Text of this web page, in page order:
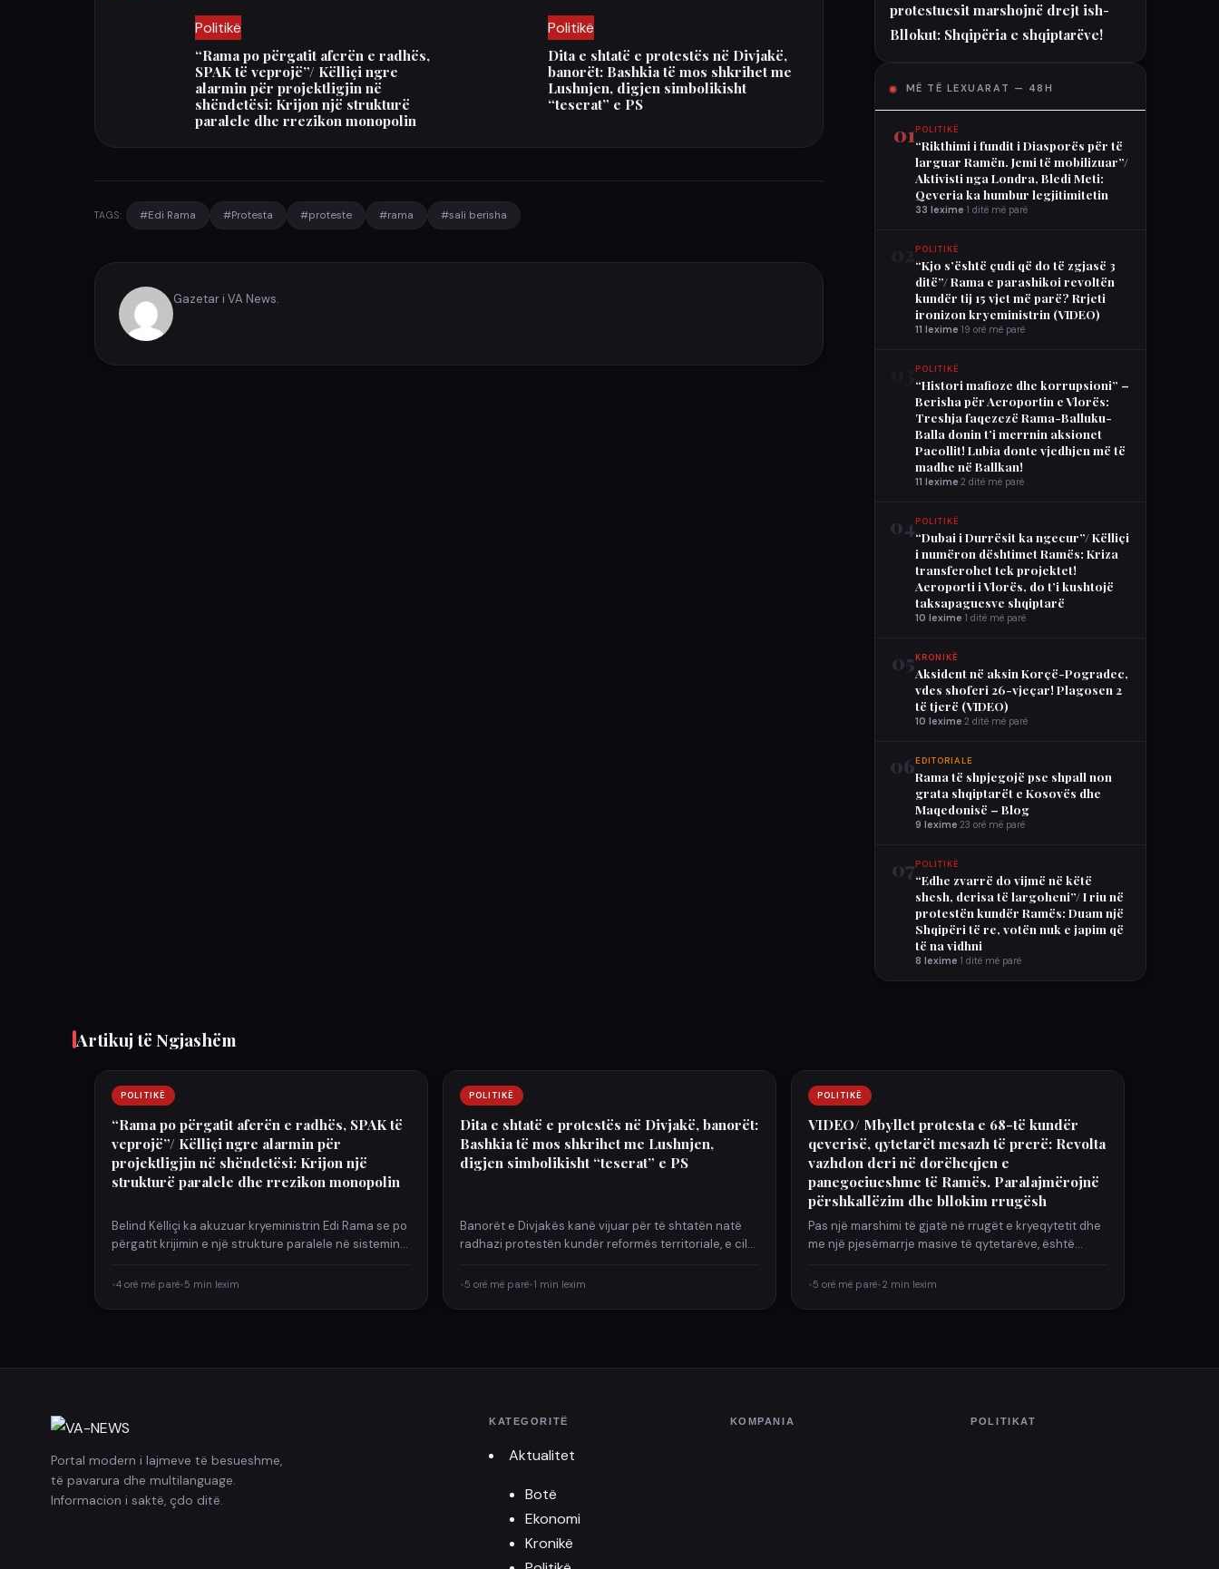
Politikë
“Rama po përgatit aferën e radhës,
SPAK të veprojë”/ Këlliçi ngre
alarmin për projektligjin në
shëndetësi: Krijon një strukturë
paralele dhe rrezikon monopolin
Politikë
Dita e shtatë e protestës në Divjakë,
banorët: Bashkia të mos shkrihet me
Lushnjen, digjen simbolikisht
“teserat” e PS
TAGS: #Edi Rama #Protesta #proteste #rama #sali berisha
Gazetar i VA News.
protestuesit marshojnë drejt ish-
Bllokut: Shqipëria e shqiptarëve!
MË TË LEXUARAT — 48H
01POLITIKË
“Rikthimi i fundit i Diasporës për të
larguar Ramën. Jemi të mobilizuar”/
Aktivisti nga Londra, Bledi Meti:
Qeveria ka humbur legjitimitetin
33 lexime 1 ditë më parë
POLITIKË
“Kjo s’është çudi që do të zgjasë 3
ditë”/ Rama e parashikoi revoltën
kundër tij 15 vjet më parë? Rrjeti
ironizon kryeministrin (VIDEO)
11 lexime 19 orë më parë
POLITIKË
“Histori mafioze dhe korrupsioni” –
Berisha për Aeroportin e Vlorës:
Treshja faqezezë Rama-Balluku-
Balla donin t’i merrnin aksionet
Pacollit! Lubia donte vjedhjen më të
madhe në Ballkan!
11 lexime 2 ditë më parë
04POLITIKË
“Dubai i Durrësit ka ngecur”/ Këlliçi
i numëron dështimet Ramës: Kriza
transferohet tek projektet!
Aeroporti i Vlorës, do t’i kushtojë
taksapaguesve shqiptarë
10 lexime 1 ditë më parë
05KRONIKË
Aksident në aksin Korçë-Pogradec,
vdes shoferi 26-vjeçar! Plagosen 2
të tjerë (VIDEO)
10 lexime 2 ditë më parë
06EDITORIALE
Rama të shpjegojë pse shpall non
grata shqiptarët e Kosovës dhe
Maqedonisë – Blog
9 lexime 23 orë më parë
07POLITIKË
“Edhe zvarrë do vijmë në këtë
shesh, derisa të largoheni”/ I riu në
protestën kundër Ramës: Duam një
Shqipëri të re, votën nuk e japim që
të na vidhni
8 lexime 1 ditë më parë
Artikuj të Ngjashëm
POLITIKË
“Rama po përgatit aferën e radhës, SPAK të
veprojë”/ Këlliçi ngre alarmin për
projektligjin në shëndetësi: Krijon një
strukturë paralele dhe rrezikon monopolin
Belind Këlliçi ka akuzuar kryeministrin Edi Rama se po
përgatit krijimin e një strukture paralele në sistemin
•4 orë më parë•5 min lexim
POLITIKË
Dita e shtatë e protestës në Divjakë, banorët:
Bashkia të mos shkrihet me Lushnjen,
digjen simbolikisht “teserat” e PS
Banorët e Divjakës kanë vijuar për të shtatën natë
radhazi protestën kundër reformës territoriale, e cila
•5 orë më parë•1 min lexim
POLITIKË
VIDEO/ Mbyllet protesta e 68-të kundër
qeverisë, qytetarët mesazh të prerë: Revolta
vazhdon deri në dorëheqjen e
panegociueshme të Ramës. Paralajmërojnë
përshkallëzim dhe bllokim rrugësh
Pas një marshimi të gjatë në rrugët e kryeqytetit dhe
me një pjesëmarrje masive të qytetarëve, është
•5 orë më parë•2 min lexim
Portal modern i lajmeve të besueshme,
të pavarura dhe multilanguage.
Informacion i saktë, çdo ditë.
KATEGORITË
Aktualitet
Botë
Ekonomi
Kronikë
KOMPANIA POLITIKAT